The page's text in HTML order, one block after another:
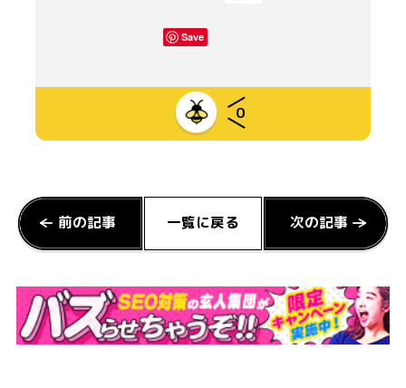
Save
0
前の記事 一覧に戻る 次の記事